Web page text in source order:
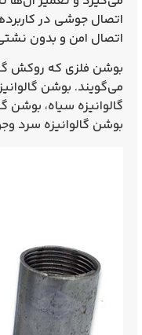
اتصال جوشی در
اتصال امن و بدون
بوشن فلزی که روکش
می‌گویند. بوشن
گالوانیزه سیاه، بوشن
بوشن گالوانیزه سرد